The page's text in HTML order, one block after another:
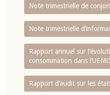
Note trimestrielle de
Note trimestrielle
Rapport annuel sur
consommation dans
Rapport d‘audit sur les